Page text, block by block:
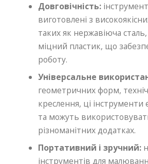
Довговічність:
виготовлені з
таких як нержавіюча
міцний пластик, що
роботу.
Універсальне
геометричних форм,
креслення, ці інструменти
та можуть
різноманітних додатках.
Портативний і зручний:
інструментів для